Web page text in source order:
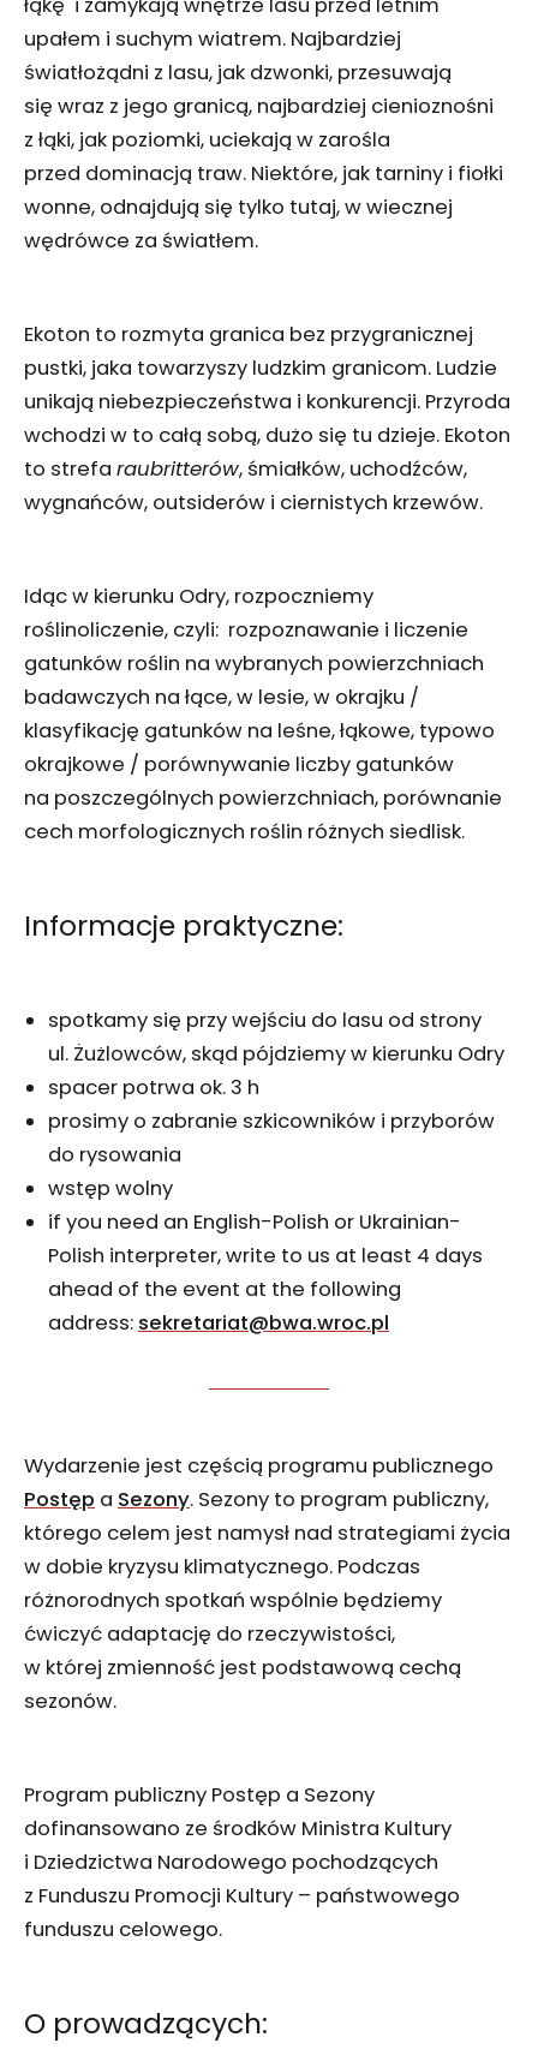
łąkę i zamykają wnętrze lasu przed letnim
upałem i suchym wiatrem. Najbardziej
światłożądni z lasu, jak dzwonki, przesuwają
się wraz z jego granicą, najbardziej cienioznośni
z łąki, jak poziomki, uciekają w zarośla
przed dominacją traw. Niektóre, jak tarniny i fiołki
wonne, odnajdują się tylko tutaj, w wiecznej
wędrówce za światłem.
Ekoton to rozmyta granica bez przygranicznej
pustki, jaka towarzyszy ludzkim granicom. Ludzie
unikają niebezpieczeństwa i konkurencji. Przyroda
wchodzi w to całą sobą, dużo się tu dzieje. Ekoton
to strefa raubritterów, śmiałków, uchodźców,
wygnańców, outsiderów i ciernistych krzewów.
Idąc w kierunku Odry, rozpoczniemy
roślinoliczenie, czyli: rozpoznawanie i liczenie
gatunków roślin na wybranych powierzchniach
badawczych na łące, w lesie, w okrajku /
klasyfikację gatunków na leśne, łąkowe, typowo
okrajkowe / porównywanie liczby gatunków
na poszczególnych powierzchniach, porównanie
cech morfologicznych roślin różnych siedlisk.
Informacje praktyczne:
spotkamy się przy wejściu do lasu od strony
ul. Żużlowców, skąd pójdziemy w kierunku Odry
spacer potrwa ok. 3 h
prosimy o zabranie szkicowników i przyborów
do rysowania
wstęp wolny
if you need an English-Polish or Ukrainian-
Polish interpreter, write to us at least 4 days
ahead of the event at the following
address: sekretariat@bwa.wroc.pl
Wydarzenie jest częścią programu publicznego
Postęp a Sezony. Sezony to program publiczny,
którego celem jest namysł nad strategiami życia
w dobie kryzysu klimatycznego. Podczas
różnorodnych spotkań wspólnie będziemy
ćwiczyć adaptację do rzeczywistości,
w której zmienność jest podstawową cechą
sezonów.
Program publiczny Postęp a Sezony
dofinansowano ze środków Ministra Kultury
i Dziedzictwa Narodowego pochodzących
z Funduszu Promocji Kultury – państwowego
funduszu celowego.
O prowadzących: